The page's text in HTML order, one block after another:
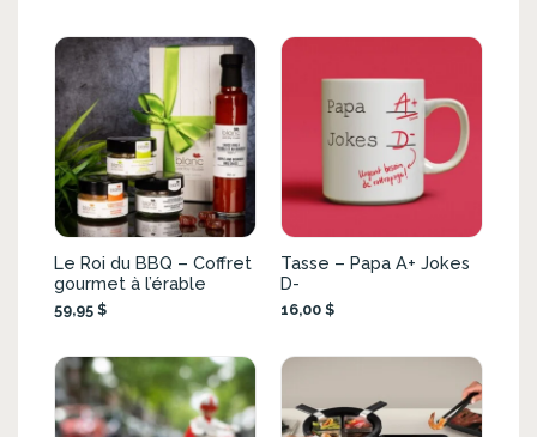
Le Roi du BBQ – Coffret
gourmet à l’érable
59,95 $
Tasse – Papa A+ Jokes
D-
16,00 $